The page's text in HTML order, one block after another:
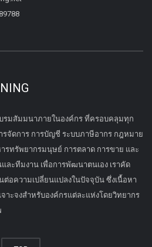
บรมสัมมนาภายในองค์กร ที่ครอบคลุมทุก
จัดการ การบัญชี ระบบภาษีอากร กฎหมาย
รทรัพยากรมนุษย์ การตลาด การขาย และ
ละทีมงาน เพื่อการพัฒนาตนเอง เราคัด
อความเปลี่ยนแปลงในปัจจุบัน ซึ่งเนื้อหา
าะจงสำหรับองค์กรแต่ละแห่งโดยวิทยากร